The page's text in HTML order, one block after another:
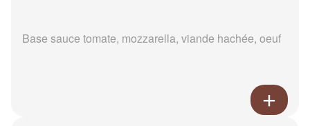
Base sauce tomate, mozzarella, viande hachée, oeuf